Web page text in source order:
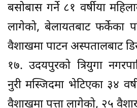
बसोबास गर्ने ८१ वर्षीया
लागेको, बेलायतबाट फर्केका
वैशाखमा पाटन अस्पतालबाट
१७. उदयपुरको त्रियुगा
नुरी मस्जिदमा भेटिएका ३४
वैशाखमा पत्ता लागेको, २५